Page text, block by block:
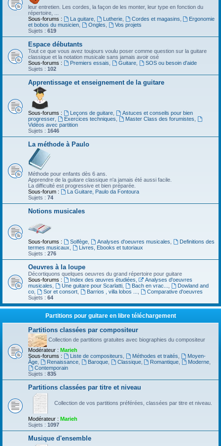
leur entretien. Les cordes, la façon de les monter, leur type en fonction du
répertoire, ...
Sous-forums :
La guitare, Lutherie, Cordes et magasins
Ergonomie
et bobos du musicien
Ongles
Vos projets
Sujets : 619
Espace débutants
Tout ce que vous avez toujours voulu poser comme question sur la guitare
classique et la notation musicale sans jamais avoir osé
Sous-forums :
Premiers essais Guitare,
SOS ou besoin d'aide
Sujets : 102
Apprentissage et enseignement de la guitare
Sous-forums : Leçons de guitare,
Astuces et conseils pour bien
progresser
Exercices techniques Master Class des forumistes
Vidéos avec partition
Sujets : 1646
La méthode à Paulo
Méthode pour enfants dès 6 ans.
Apprendre de la guitare classique n'a jamais été aussi facile.
La difficulté est progressive et bien préparée.
Sous-forum :
La Guitare, Paulo da Fontoura
Sujets : 74
Notions musicales
Sous-forums : Solfège, Analyses d'oeuvres musicales
Definitions des
termes musicaux
Livres, Ebooks et tutoriaux
Sujets : 276
Oeuvres à la loupe
Décortiquons quelques oeuvres du grand répertoire pour guitare
Sous-forums :
Index des œuvres étudiées
Analyses d'oeuvres
musicales
Une guitare pour Scarlatti, Bach en vrac...
Dowland and
co
Sor et consort, Barrios , villa lobos ...
Comparative d'oeuvres
Sujets : 64
Partitions pour guitare en libre téléchargement
Partitions classées par compositeur
Collection de partitions gratuites avec biographies du compositeur
Modérateur : Marieh
Sous-forums :
Liste de compositeurs Méthodes et traités
Moyen-
Âge
Renaissance, Baroque, Classique, Romantique Moderne
Contemporain
Sujets : 835
Partitions classées par titre et niveau
Collection de vos partitions préférées, classées par titre et niveau.
Modérateur : Marieh
Sujets : 1097
Musique d'ensemble